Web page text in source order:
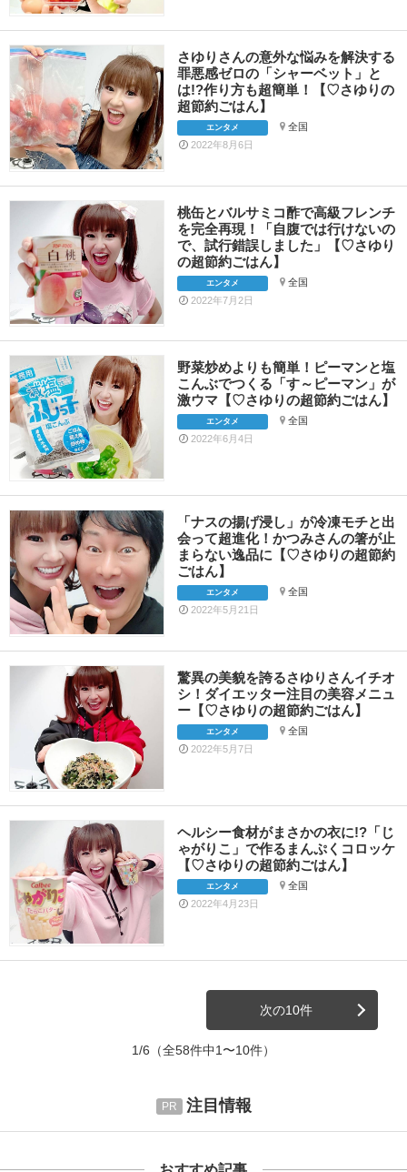
さゆりさんの意外な悩みを解決する
罪悪感ゼロの「シャーベット」と
は!?作り方も超簡単！【♡さゆりの
超節約ごはん】
エンタメ
全国
2022年8月6日
桃缶とバルサミコ酢で高級フレンチ
を完全再現！「自腹では行けないの
で、試行錯誤しました」【♡さゆり
の超節約ごはん】
エンタメ
全国
2022年7月2日
野菜炒めよりも簡単！ピーマンと塩
こんぶでつくる「す～ピーマン」が
激ウマ【♡さゆりの超節約ごはん】
エンタメ
全国
2022年6月4日
「ナスの揚げ浸し」が冷凍モチと出
会って超進化！かつみさんの箸が止
まらない逸品に【♡さゆりの超節約
ごはん】
エンタメ
全国
2022年5月21日
驚異の美貌を誇るさゆりさんイチオ
シ！ダイエッター注目の美容メニュ
ー【♡さゆりの超節約ごはん】
エンタメ
全国
2022年5月7日
ヘルシー食材がまさかの衣に!?「じ
ゃがりこ」で作るまんぷくコロッケ
【♡さゆりの超節約ごはん】
エンタメ
全国
2022年4月23日
次の10件
1/6 （全58件中1〜10件）
注目情報